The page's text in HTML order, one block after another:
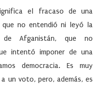
el fracaso de una
que no entendió ni leyó la
de Afganistán, que no
intentó imponer de una
democracia. Es muy
un voto, pero, además, es